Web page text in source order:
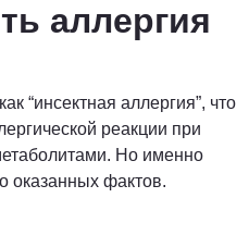
аллергия
“инсектная аллергия”, что
реакции при
Но именно
оказанных фактов.